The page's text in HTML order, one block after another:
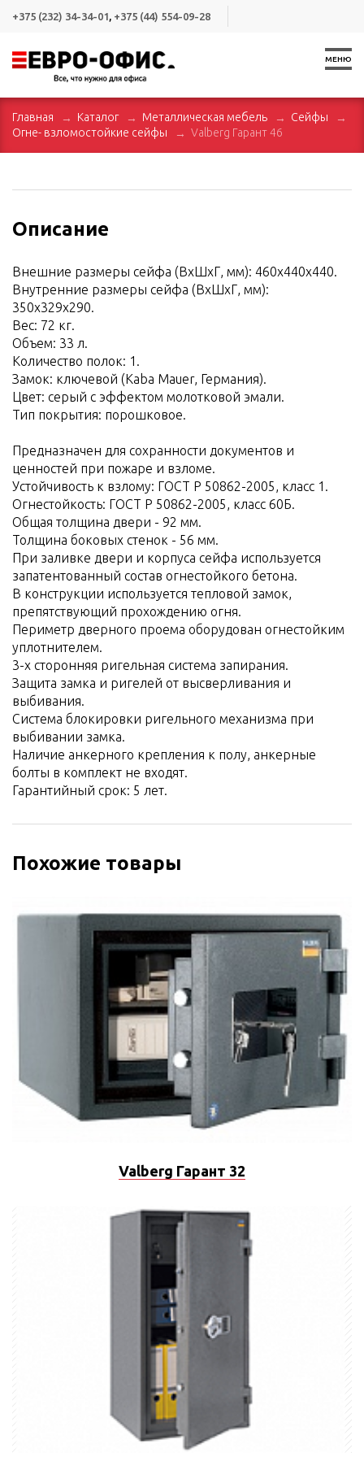
+375 (232) 34-34-01, +375 (44) 554-09-28
МЕНЮ
Главная Каталог Металлическая мебель
Сейфы
Огне- взломостойкие сейфы
Valberg Гарант 46
Описание
Внешние размеры сейфа (ВхШхГ, мм): 460х440х440.
Внутренние размеры сейфа (ВхШхГ, мм):
350х329х290.
Вес: 72 кг.
Объем: 33 л.
Количество полок: 1.
Замок: ключевой (Kaba Mauer, Германия).
Цвет: серый с эффектом молотковой эмали.
Тип покрытия: порошковое.
Предназначен для сохранности документов и
ценностей при пожаре и взломе.
Устойчивость к взлому: ГОСТ Р 50862-2005, класс 1.
Огнестойкость: ГОСТ Р 50862-2005, класс 60Б.
Общая толщина двери - 92 мм.
Толщина боковых стенок - 56 мм.
При заливке двери и корпуса сейфа используется
запатентованный состав огнестойкого бетона.
В конструкции используется тепловой замок,
препятствующий прохождению огня.
Периметр дверного проема оборудован огнестойким
уплотнителем.
3-х сторонняя ригельная система запирания.
Защита замка и ригелей от высверливания и
выбивания.
Система блокировки ригельного механизма при
выбивании замка.
Наличие анкерного крепления к полу, анкерные
болты в комплект не входят.
Гарантийный срок: 5 лет.
Похожие товары
Valberg Гарант 32